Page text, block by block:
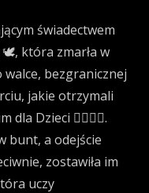
świadectwem
🕊️, która zmarła w
bezgranicznej
jakie otrzymali
dla Dzieci 👨‍⚕️👩‍⚕️.
bunt, a odejście
zostawiła im
uczy